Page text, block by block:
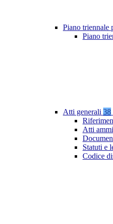
Piano triennale
Piano
Atti generali 38
Atti
Statuti e
Codice